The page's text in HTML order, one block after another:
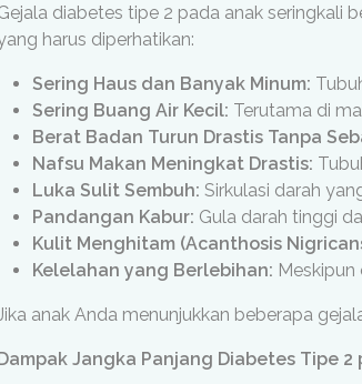
diabetes tipe 2 pada anak seringkali
harus diperhatikan:
Sering Haus dan Banyak Minum:
Sering Buang Air Kecil: Terutama di
Berat Badan Turun Drastis Tanpa
Nafsu Makan Meningkat Drastis:
Luka Sulit Sembuh: Sirkulasi darah
Pandangan Kabur: Gula darah tinggi
Kulit Menghitam (Acanthosis
Kelelahan yang Berlebihan: Meskipun
anak Anda menunjukkan beberapa
Dampak Jangka Panjang Diabetes Tipe 2